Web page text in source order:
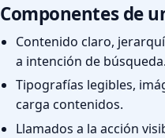
Componentes de
Contenido claro,
a intención de búsqueda.
Tipografías legibles,
carga contenidos.
Llamados a la acción